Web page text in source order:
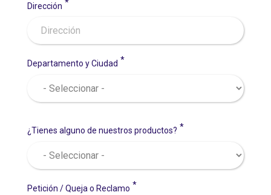
Dirección
Departamento y Ciudad
¿Tienes alguno de nuestros productos?
Petición / Queja o Reclamo